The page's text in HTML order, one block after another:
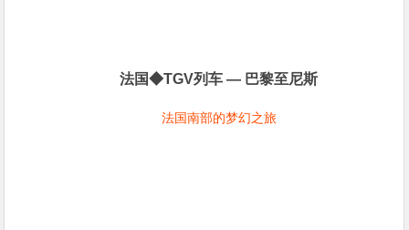
法国◆TGV列车 — 巴黎至尼斯
法国南部的梦幻之旅